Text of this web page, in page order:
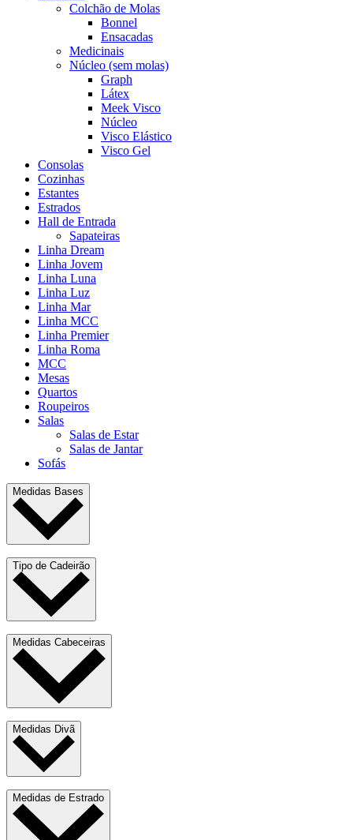
Colchão de Molas
Bonnel
Ensacadas
Medicinais
Núcleo (sem molas)
Graph
Látex
Meek Visco
Núcleo
Visco Elástico
Visco Gel
Consolas
Cozinhas
Estantes
Estrados
Hall de Entrada
Sapateiras
Linha Dream
Linha Jovem
Linha Luna
Linha Luz
Linha Mar
Linha MCC
Linha Premier
Linha Roma
MCC
Mesas
Quartos
Roupeiros
Salas
Salas de Estar
Salas de Jantar
Sofás
Medidas Bases
Tipo de Cadeirão
Medidas Cabeceiras
Medidas Divã
Medidas de Estrado